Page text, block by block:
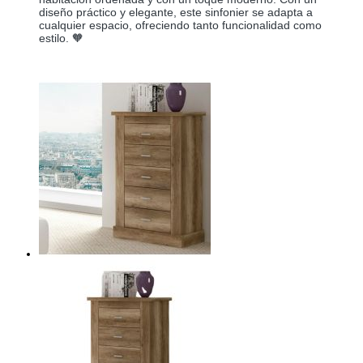
diseño práctico y elegante, este sinfonier se adapta a
cualquier espacio, ofreciendo tanto funcionalidad como
estilo. 🧡